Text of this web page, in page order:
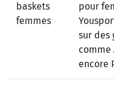
baskets
femmes
pour
sur des
comme
encore